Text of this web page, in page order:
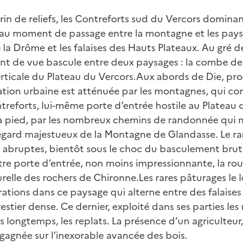
de reliefs, les Contreforts sud du Vercors
moment de passage entre la montagne et les
Drôme et les falaises des Hauts Plateaux. Au gré
de vue bascule entre deux paysages : la combe
du Plateau du Vercors.Aux abords de Die,
urbaine est atténuée par les montagnes, qui
lui-même porte d’entrée hostile au Plateau
pied, par les nombreux chemins de randonnée qui
majestueux de la Montagne de Glandasse. Le
bientôt sous le choc du basculement
porte d’entrée, non moins impressionnante, la
des rochers de Chironne.Les rares pâturages le
dans ce paysage qui alterne entre des
dense. Ce dernier, exploité dans ses parties
longtemps, les replats. La présence d’un
sur l’inexorable avancée des bois.